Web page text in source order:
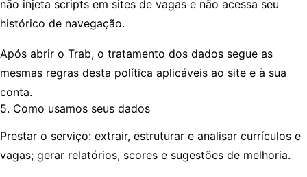
não injeta scripts em sites de vagas e não acessa seu
histórico de navegação.
Após abrir o Trab, o tratamento dos dados segue as
mesmas regras desta política aplicáveis ao site e à sua
conta.
5. Como usamos seus dados
Prestar o serviço: extrair, estruturar e analisar currículos e
vagas; gerar relatórios, scores e sugestões de melhoria.